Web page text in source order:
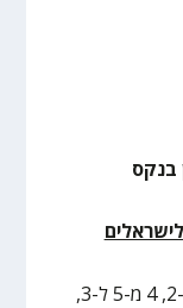
בנקס
כדיר 40 (14 מ-16 ל-2, 4 מ-5 ל-3,